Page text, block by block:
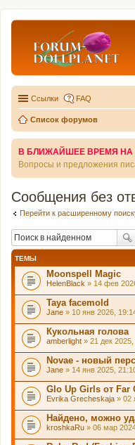
Ссылки FAQ
Список форумов
В БЛИЖАЙШЕЕ ВРЕМЯ НА
Вопросы и предложения
Сообщения без
Перейти к расширенному
ТЕМЫ
Moonspell Magic
HelenBlack » 14 фев
Taya facemold
Jane » 10 янв 2026,
Кукольная голова
amberlight » 21 дек
Novae - новый
Jane » 14 янв 2025,
Glo Up Girls от Far
Evrika Grecheskaja » 02
Найдено, можно
kroshkaRu » 06 мар